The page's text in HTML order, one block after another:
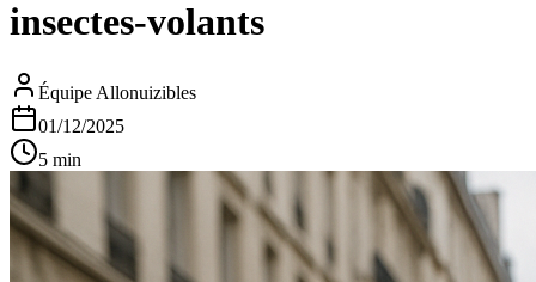
insectes-volants
Équipe Allonuizibles
01/12/2025
5 min